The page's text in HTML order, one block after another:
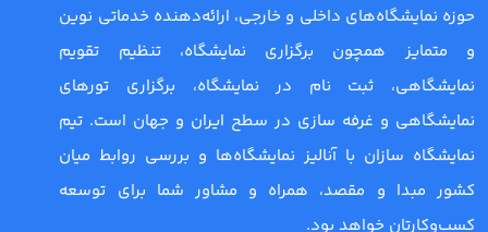
حوزه نمایشگاه‌های داخلی و خارجی، ارائه‌دهنده خدماتی نوین
و متمایز همچون برگزاری نمایشگاه، تنظیم تقویم
نمایشگاهی، ثبت نام در نمایشگاه، برگزاری تورهای
نمایشگاهی و غرفه سازی در سطح ایران و جهان است. تیم
نمایشگاه سازان با آنالیز نمایشگاه‌ها و بررسی روابط میان
کشور مبدا و مقصد، همراه و مشاور شما برای توسعه
کسب‌وکارتان خواهد بود.